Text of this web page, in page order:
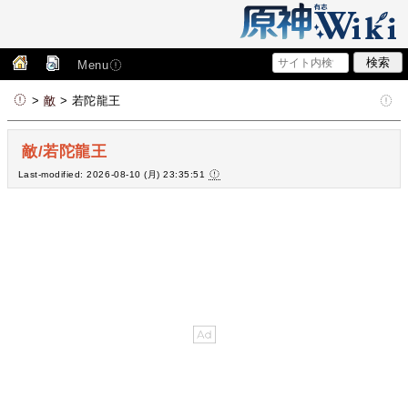
Menu
> 敵 > 若陀龍王
敵/若陀龍王
Last-modified: 2026-08-10 (月) 23:35:51